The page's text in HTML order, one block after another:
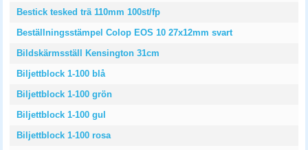
Bestick tesked trä 110mm 100st/fp
Beställningsstämpel Colop EOS 10 27x12mm svart
Bildskärmsställ Kensington 31cm
Biljettblock 1-100 blå
Biljettblock 1-100 grön
Biljettblock 1-100 gul
Biljettblock 1-100 rosa